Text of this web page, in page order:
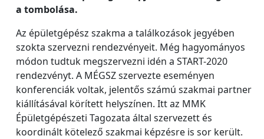
a tombolása.
Az épületgépész szakma a találkozások jegyében
szokta szervezni rendezvényeit. Még hagyományos
módon tudtuk megszervezni idén a START-2020
rendezvényt. A MÉGSZ szervezte eseményen
konferenciák voltak, jelentős számú szakmai partner
kiállításával körített helyszínen. Itt az MMK
Épületgépészeti Tagozata által szervezett és
koordinált kötelező szakmai képzésre is sor került.